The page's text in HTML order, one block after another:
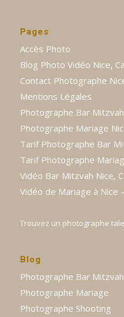
Pages
Accès Photo
Blog Photo Vidéo Nice,
Contact Photographe
Mentions Légales
Photographe Bar
Photographe Mariage
Tarif Photographe Bar
Tarif Photographe
Vidéo Bar Mitzvah Nice,
Vidéo de Mariage à Nice
Trouvez un photographe
Blog
Photographe Bar Mitzvah
Photographe Mariage
Photographe Shooting